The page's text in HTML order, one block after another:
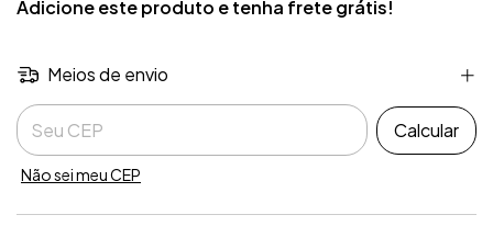
Adicione este produto etenha frete grátis!
Meios de envio
Entregas para o CEP:
Calcular
Não sei meu CEP